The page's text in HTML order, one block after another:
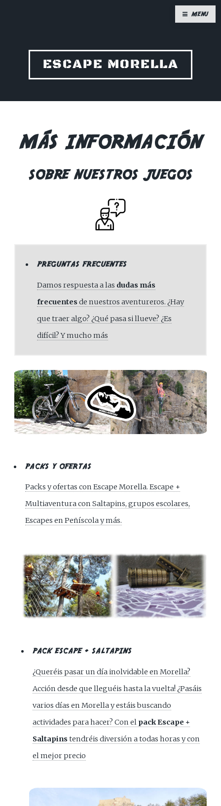
ESCAPE MORELLA
MÁS INFORMACIÓN
SOBRE NUESTROS JUEGOS
PREGUNTAS FRECUENTES
Damos respuesta a las dudas más
frecuentesde nuestros aventureros. ¿Hay
que traer algo? ¿Qué pasa si llueve? ¿Es
difícil? Y mucho más
PACKS Y OFERTAS
Packs y ofertas con Escape Morella. Escape +
Multiaventura con Saltapins, grupos escolares,
Escapes en Peñíscola y más.
PACK ESCAPE + SALTAPINS
¿Queréis pasar un día inolvidable en Morella?
Acción desde que lleguéis hasta la vuelta! ¿Pasáis
varios días en Morella y estáis buscando
actividades para hacer? Con el pack Escape +
Saltapinstendréis diversión a todas horas y con
el mejor precio
MENU